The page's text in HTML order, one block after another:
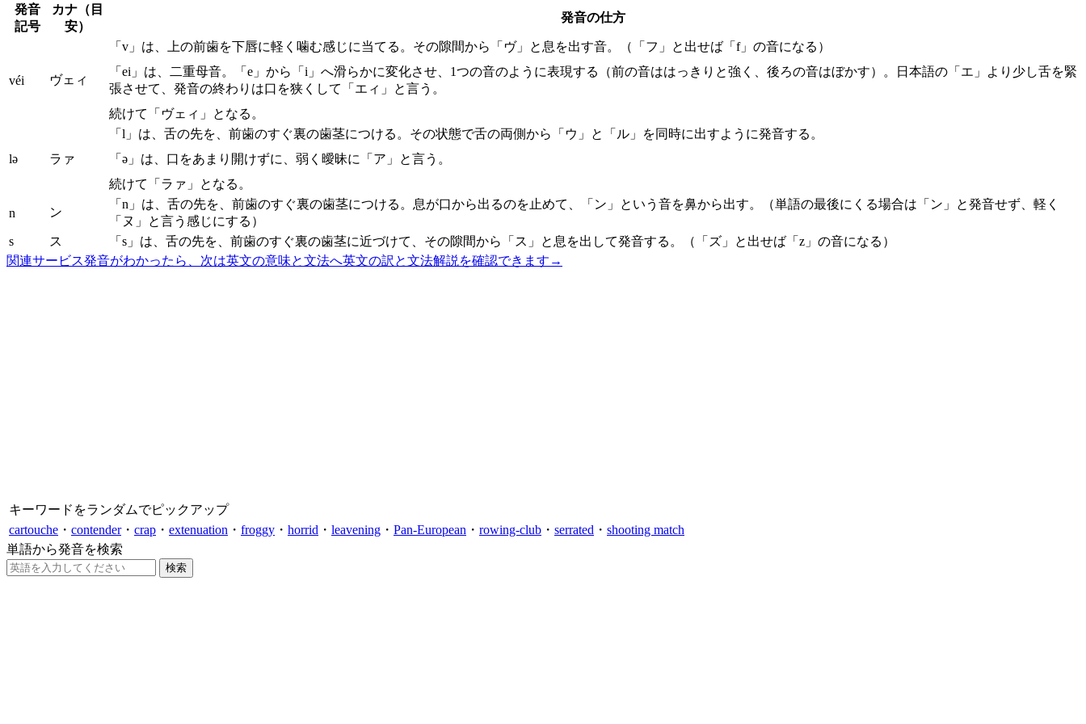
発音
記号
カナ（目
安）
発音の仕方
véi ヴェィ
「v」は、上の前歯を下唇に軽く噛む感じに当てる。その隙間から「ヴ」と息を出す音。（「フ」と出せば「f」の音になる）
「ei」は、二重母音。「e」から「i」へ滑らかに変化させ、1つの音のように表現する（前の音ははっきりと強く、後ろの音はぼかす）。日本語の「エ」より少し舌を緊
張させて、発音の終わりは口を狭くして「エィ」と言う。
続けて「ヴェィ」となる。
lə ラァ
「l」は、舌の先を、前歯のすぐ裏の歯茎につける。その状態で舌の両側から「ウ」と「ル」を同時に出すように発音する。
「ə」は、口をあまり開けずに、弱く曖昧に「ア」と言う。
続けて「ラァ」となる。
n ン
「n」は、舌の先を、前歯のすぐ裏の歯茎につける。息が口から出るのを止めて、「ン」という音を鼻から出す。（単語の最後にくる場合は「ン」と発音せず、軽く
「ヌ」と言う感じにする）
s
ス
「s」は、舌の先を、前歯のすぐ裏の歯茎に近づけて、その隙間から「ス」と息を出して発音する。（「ズ」と出せば「z」の音になる）
関連サービス発音がわかったら、次は英文の意味と文法へ英文の訳と文法解説を確認できます →
キーワードをランダムでピックアップ
cartouche ・ contender・ crap ・ extenuation ・ froggy ・ horrid ・ leavening ・ Pan-European ・ rowing-club ・ serrated ・ shooting match
単語から発音を検索